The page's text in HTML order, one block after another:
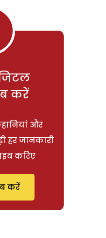
करें
और
हर जानकारी
करिए
करें